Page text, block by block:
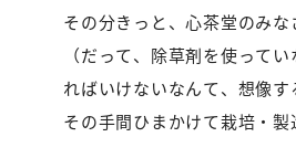
その分きっと、心茶堂のみ
（だって、除草剤を使って
ればいけないなんて、想像
その手間ひまかけて栽培・